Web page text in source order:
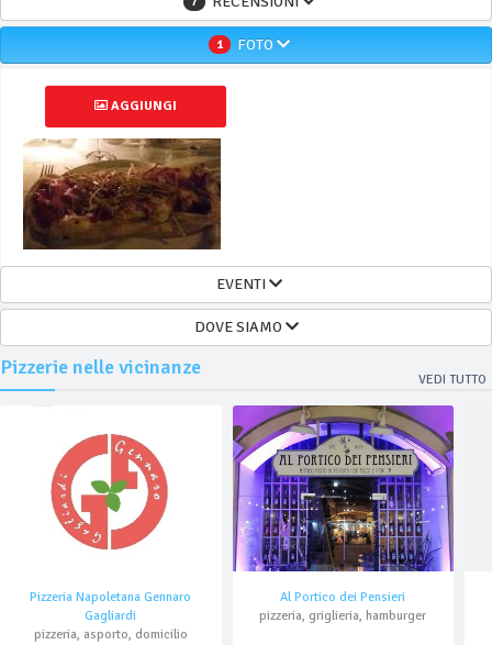
1 FOTO
AGGIUNGI
EVENTI
DOVE SIAMO
Pizzerie nelle vicinanze
VEDI TUTTO
Pizzeria Napoletana Gennaro
Gagliardi
pizzeria, asporto, domicilio
Al Portico dei Pensieri
pizzeria, griglieria, hamburger